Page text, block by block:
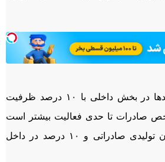
به گفته وی، بیشتر واحدها در بخش داخلی با ۱۰ درصد ظرفیت
صادرات تا حدی فعالیت بیشتر است
چراکه ۹۰ درصد زعفران تولیدی صادراتی و ۱۰ درصد در داخل